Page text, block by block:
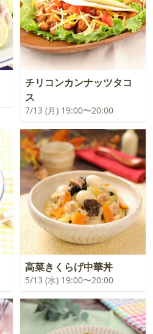
チリコンカンナッツタコ
ス
7/13 (月) 19:00〜20:00
高菜きくらげ中華丼
5/13 (水) 19:00〜20:00